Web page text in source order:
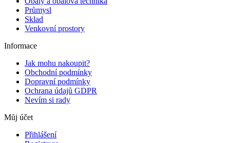
Průmysl
Sklad
Venkovní prostory
Informace
Jak mohu nakoupit?
Obchodní podmínky
Dopravní podmínky
Ochrana údajů GDPR
Nevím si rady
Můj účet
Přihlášení